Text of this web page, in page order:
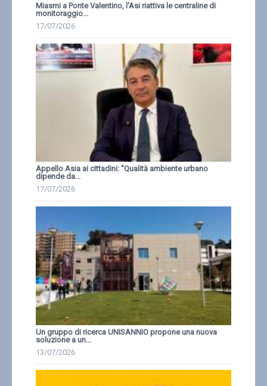
Miasmi a Ponte Valentino, l'Asi riattiva le centraline di
monitoraggio...
17/07/2026
Appello Asia ai cittadini: ''Qualità ambiente urbano
dipende da...
17/07/2026
Un gruppo di ricerca UNISANNIO propone una nuova
soluzione a un...
13/07/2026